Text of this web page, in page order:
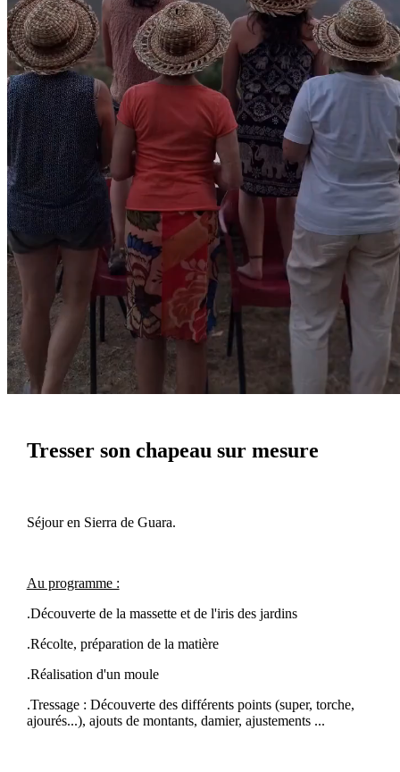
Tresser son chapeau sur mesure
Séjour en Sierra de Guara.
Au programme :
.Découverte de la massette et de l'iris des jardins
.Récolte, préparation de la matière
.Réalisation d'un moule
.Tressage : Découverte des différents points (super, torche,
ajourés...), ajouts de montants, damier, ajustements ...